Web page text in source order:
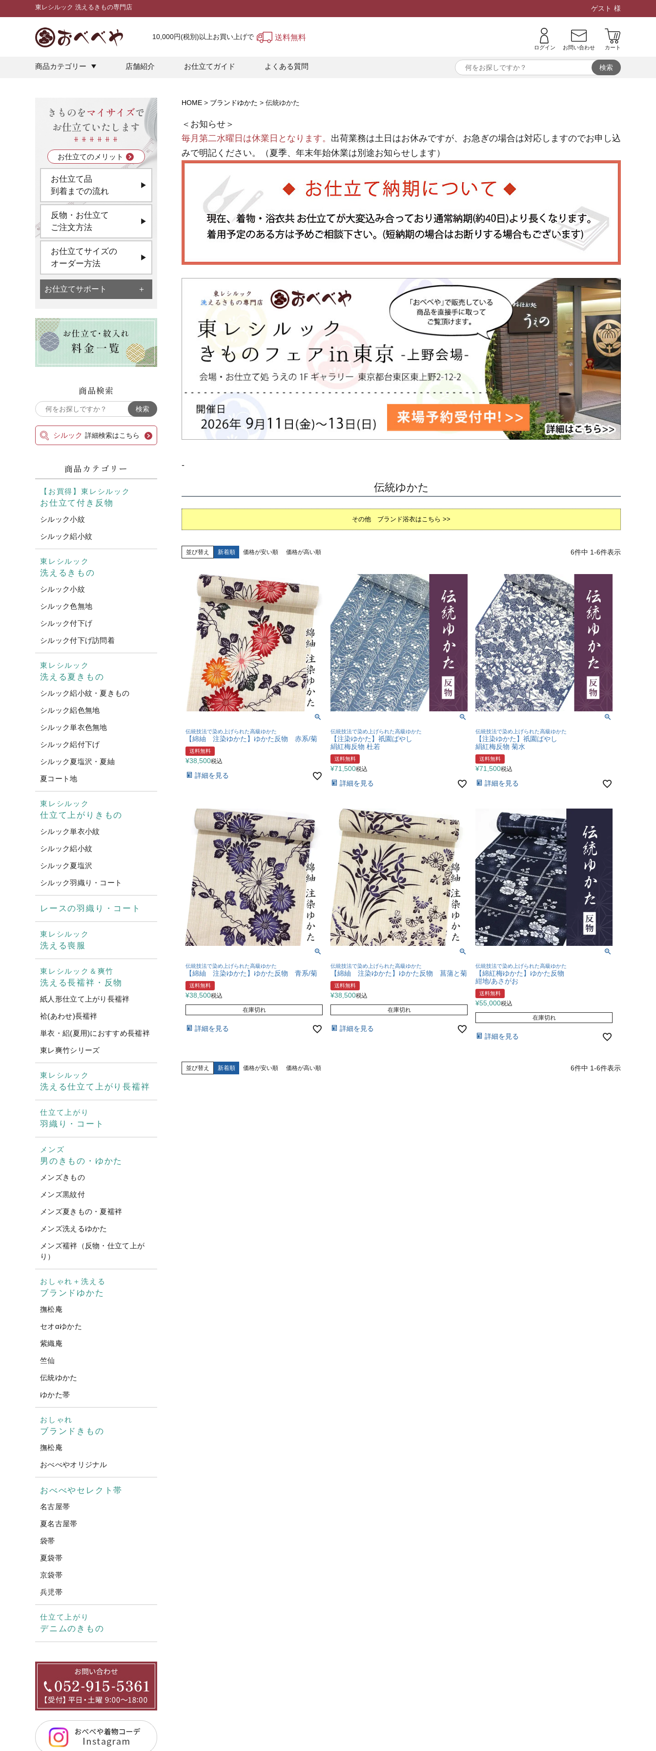
東レシルック 洗えるきもの専門店 ゲスト 様
10,000円(税別)以上お買い上げで 送料無料
ログイン お問い合わせ カート
商品カテゴリー 店舗紹介 お仕立てガイド よくある質問
きものをマイサイズで
お仕立ていたします
お仕立てのメリット
お仕立て品
到着までの流れ
反物・お仕立て
ご注文方法
お仕立てサイズの
オーダー方法
お仕立てサポート
商品検索
シルック 詳細検索はこちら
商品カテゴリー
【お買得】東レシルック
お仕立て付き反物
シルック小紋
シルック絽小紋
東レシルック
洗えるきもの
シルック小紋
シルック色無地
シルック付下げ
シルック付下げ訪問着
東レシルック
洗える夏きもの
シルック絽小紋・夏きもの
シルック絽色無地
シルック単衣色無地
シルック絽付下げ
シルック夏塩沢・夏紬
夏コート地
東レシルック
仕立て上がりきもの
シルック単衣小紋
シルック絽小紋
シルック夏塩沢
シルック羽織り・コート
レースの羽織り・コート
東レシルック
洗える喪服
東レシルック＆爽竹
洗える長襦袢・反物
紙人形仕立て上がり長襦袢
袷(あわせ)長襦袢
単衣・絽(夏用)におすすめ長襦袢
東レ爽竹シリーズ
東レシルック
洗える仕立て上がり長襦袢
仕立て上がり
羽織り・コート
メンズ
男のきもの・ゆかた
メンズきもの
メンズ黒紋付
メンズ夏きもの・夏襦袢
メンズ洗えるゆかた
メンズ襦袢（反物・仕立て上が
り）
おしゃれ＋洗える
ブランドゆかた
撫松庵
セオαゆかた
紫織庵
竺仙
伝統ゆかた
ゆかた帯
おしゃれ
ブランドきもの
撫松庵
おべべやオリジナル
おべべやセレクト帯
名古屋帯
夏名古屋帯
袋帯
夏袋帯
京袋帯
兵児帯
仕立て上がり
デニムのきもの
HOME ブランドゆかた 伝統ゆかた
＜お知らせ＞
毎月第二水曜日は休業日となります。 出荷業務は土日はお休みですが、お急ぎの場合は対応しますのでお申し込
みで明記ください。（夏季、年末年始休業は別途お知らせします）
-
伝統ゆかた
その他 ブランド浴衣はこちら >>
並び替え 新着順 価格が安い順 価格が高い順 6件中 1-6件表示
伝統技法で染め上げられた高級ゆかた
【綿紬 注染ゆかた】ゆかた反物 赤系/菊
送料無料
¥38,500税込
詳細を見る
伝統技法で染め上げられた高級ゆかた
【注染ゆかた】祇園ばやし
絹紅梅反物 杜若
送料無料
¥71,500税込
詳細を見る
伝統技法で染め上げられた高級ゆかた
【注染ゆかた】祇園ばやし
絹紅梅反物 菊水
送料無料
¥71,500税込
詳細を見る
伝統技法で染め上げられた高級ゆかた
【綿紬 注染ゆかた】ゆかた反物 青系/菊
送料無料
¥38,500税込
在庫切れ
詳細を見る
伝統技法で染め上げられた高級ゆかた
【綿紬 注染ゆかた】ゆかた反物 菖蒲と菊
送料無料
¥38,500税込
在庫切れ
詳細を見る
伝統技法で染め上げられた高級ゆかた
【綿紅梅ゆかた】ゆかた反物
紺地/あさがお
送料無料
¥55,000税込
在庫切れ
詳細を見る
並び替え 新着順 価格が安い順 価格が高い順 6件中 1-6件表示